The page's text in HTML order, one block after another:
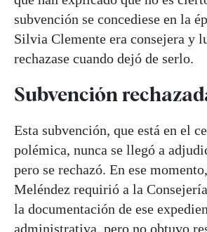
subvención se concediese en la
Silvia Clemente era consejera y
rechazase cuando dejó de serlo.
Subvención
Esta subvención, que está en el
polémica, nunca se llegó a
pero se rechazó. En ese
Meléndez requirió a la
la documentación de ese
administrativa, pero no obtuvo